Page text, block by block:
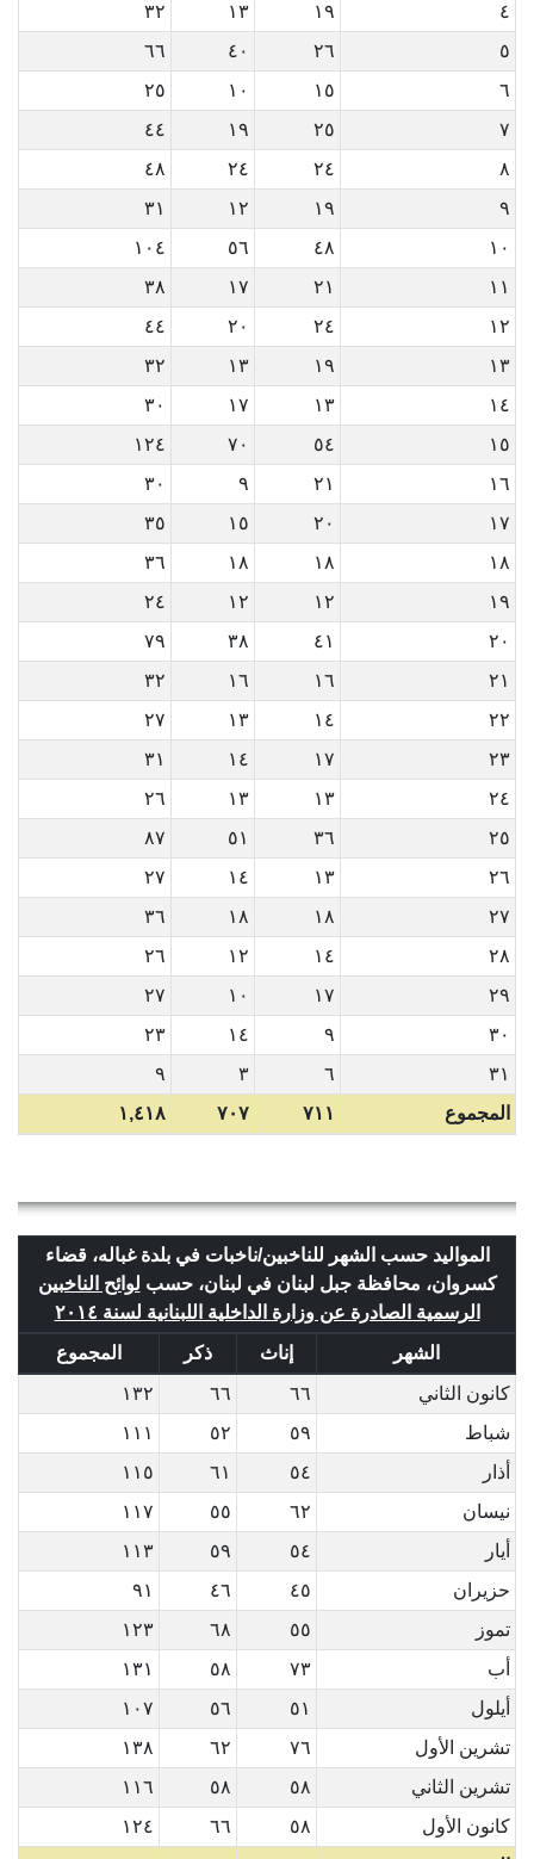
٤
١٩ ١٣
٣٢
٥
٢٦ ٤٠
٦٦
٦
١٥ ١٠
٢٥
٧
٢٥ ١٩
٤٤
٨
٢٤ ٢٤
٤٨
٩
١٩ ١٢
٣١
١٠
٤٨ ٥٦
١٠٤
١١
٢١ ١٧
٣٨
١٢
٢٤ ٢٠
٤٤
١٣
١٩ ١٣
٣٢
١٤
١٣ ١٧
٣٠
١٥
٥٤ ٧٠
١٢٤
١٦
٢١ ٩
٣٠
١٧
٢٠ ١٥
٣٥
١٨
١٨ ١٨
٣٦
١٩
١٢ ١٢
٢٤
٢٠
٤١ ٣٨
٧٩
٢١
١٦ ١٦
٣٢
٢٢
١٤ ١٣
٢٧
٢٣
١٧ ١٤
٣١
٢٤
١٣ ١٣
٢٦
٢٥
٣٦ ٥١
٨٧
٢٦
١٣ ١٤
٢٧
٢٧
١٨ ١٨
٣٦
٢٨
١٤ ١٢
٢٦
٢٩
١٧ ١٠
٢٧
٣٠
٩ ١٤
٢٣
٣١
٦ ٣
٩
المجموع
٧١١ ٧٠٧ ١,٤١٨
المواليد حسب الشهر للناخبين/ناخبات في بلدة غباله، قضاء
كسروان، محافظة جبل لبنان في لبنان، حسب لوائح الناخبين
الرسمية الصادرة عن وزارة الداخلية اللبنانية لسنة ٢٠١٤
الشهر
إناث ذكر
المجموع
كانون الثاني
٦٦ ٦٦
١٣٢
شباط
٥٩ ٥٢
١١١
أذار
٥٤ ٦١
١١٥
نيسان
٦٢ ٥٥
١١٧
أيار
٥٤ ٥٩
١١٣
حزيران
٤٥ ٤٦
٩١
تموز
٥٥ ٦٨
١٢٣
أب
٧٣ ٥٨
١٣١
أيلول
٥١ ٥٦
١٠٧
تشرين الأول
٧٦ ٦٢
١٣٨
تشرين الثاني
٥٨ ٥٨
١١٦
كانون الأول
٥٨ ٦٦
١٢٤